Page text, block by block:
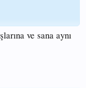
ve sana aynı